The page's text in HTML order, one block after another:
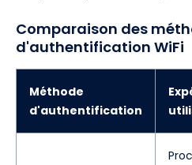
Comparaison des
d'authentification WiFi
Méthode
d'authentification